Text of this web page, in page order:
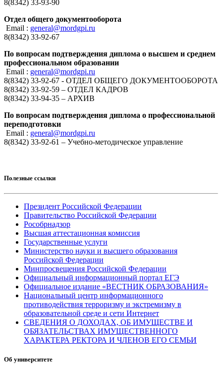
8(8342) 33-93-90
Отдел общего документооборота
Email : general@mordgpi.ru
8(8342) 33-92-67
По вопросам подтверждения диплома о высшем и среднем
профессиональном образовании
Email : general@mordgpi.ru
8(8342) 33-92-67 - ОТДЕЛ ОБЩЕГО ДОКУМЕНТООБОРОТА
8(8342) 33-92-59 – ОТДЕЛ КАДРОВ
8(8342) 33-94-35 – АРХИВ
По вопросам подтверждения диплома о профессиональной
переподготовки
Email : general@mordgpi.ru
8(8342) 33-92-61 – Учебно-методическое управление
Полезные ссылки
Президент Российской Федерации
Правительство Российской Федерации
Рособрнадзор
Высшая аттестационная комиссия
Государственные услуги
Министерство науки и высшего образования
Российской Федерации
Минпросвещения Российской Федерации
Официальный информационный портал ЕГЭ
Официальное издание «ВЕСТНИК ОБРАЗОВАНИЯ»
Национальный центр информационного
противодействия терроризму и экстремизму в
образовательной среде и сети Интернет
СВЕДЕНИЯ О ДОХОДАХ, ОБ ИМУЩЕСТВЕ И
ОБЯЗАТЕЛЬСТВАХ ИМУЩЕСТВЕННОГО
ХАРАКТЕРА РЕКТОРА И ЧЛЕНОВ ЕГО СЕМЬИ
Об университете